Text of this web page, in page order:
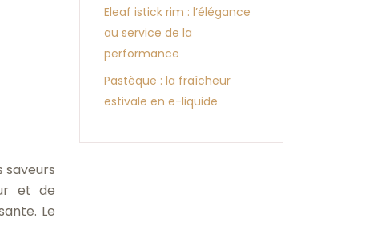
saveurs
et de
Le
Eleaf istick rim : l’élégance
au service de la
performance
Pastèque : la fraîcheur
estivale en e-liquide